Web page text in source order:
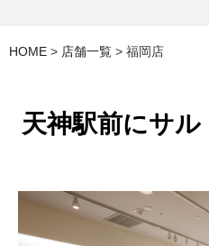
HOME > 店舗一覧 > 福岡店
天神駅前にサル